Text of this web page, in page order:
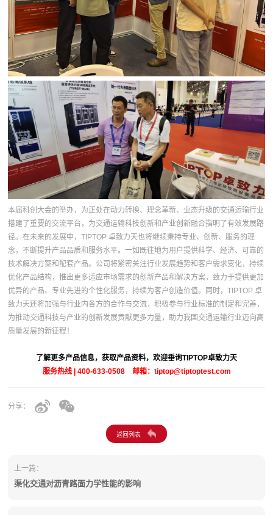
本届科创大会的举办，为正处在动力转换、理念革新、业态升级的交通运输行业
搭建了重要的交流平台，为交通运输科技创新和产业创新融合指明了有效发展路
径。在未来的发展中，TIPTOP 卓致力天也将继续秉持专业、创新、服务的理
念，不断提升产品品质和服务水平。一如既往地为用户提供科学、经济、可靠的
技术解决方案和配套产品。公司将紧密关注行业发展趋势和客户需求变化，持续
优化产品结构，推出更多适应市场需求的创新产品和解决方案，致力于提供更加
优异的产品、专业先进的个性化服务，持续为客户创造价值。同时，TIPTOP 卓
致力天还将加强与行业内各方的合作与交流，积极参与行业标准的制定和完善，
为推动交通科技与产业的创新发展贡献更多力量，助力我国交通运输行业迈向高
质量发展的新征程！
了解更多产品信息，获取产品资料，欢迎垂询TIPTOP卓致力天
服务热线 | 400-633-0508 邮箱：tiptop@tiptoptest.com
分享：
上一篇：
渠化交通对沥青路面力学性能的影响